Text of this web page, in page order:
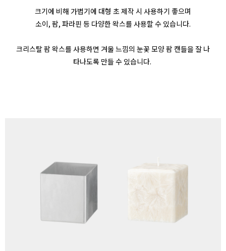
크기에 비해 가볍기에 대형 초 제작 시 사용하기 좋으며
소이, 팜, 파라핀 등 다양한 왁스를 사용할 수 있습니다.
크리스탈 팜 왁스를 사용하면 겨울 느낌의 눈꽃 모양 팜 캔들을 잘 나
타나도록 만들 수 있습니다.